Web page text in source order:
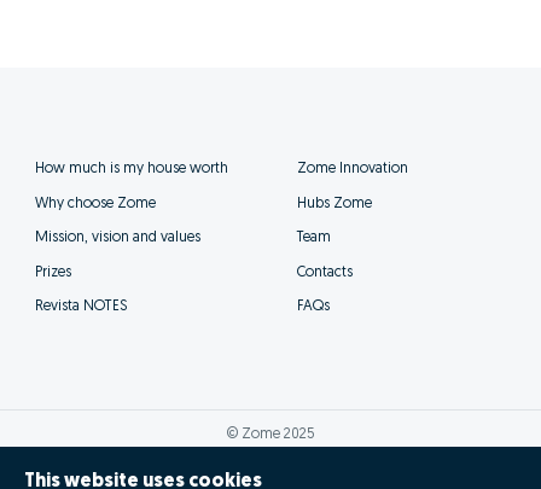
How much is my house worth
Why choose Zome
Mission, vision and values
Prizes
Revista NOTES
Zome Innovation
Hubs Zome
Team
Contacts
FAQs
© Zome 2025
Privacy policy
This website uses cookies